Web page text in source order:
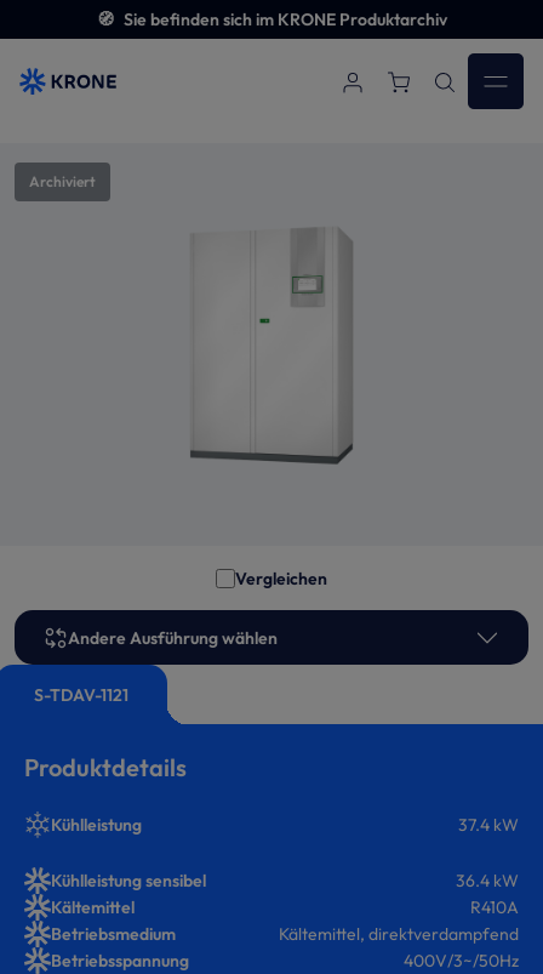
Zum Hauptinhalt springen
🧭 Sie befinden sich im KRONE Produktarchiv
Archiviert
Bildergalerie überspringen
Vergleichen
S-TDAV-1121
Andere Ausführung wählen
Produktdetails
Kühlleistung 37.4 kW
Kühlleistung sensibel
36.4 kW
Kältemittel
R410A
Betriebsmedium
Kältemittel, direktverdampfend
Betriebsspannung
400V/3~/50Hz